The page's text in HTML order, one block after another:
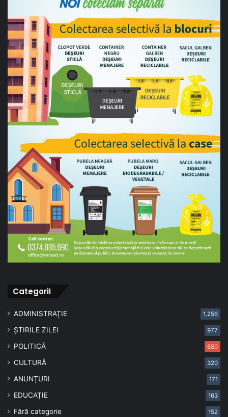
CategoriI
ADMINISTRAȚIE 1.256
ȘTIRILE ZILEI 977
POLITICĂ 680
CULTURĂ 320
ANUNȚURI 171
EDUCAȚIE 163
Fără categorie 152